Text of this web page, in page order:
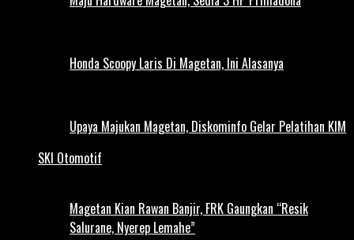
Honda Scoopy Laris Di Magetan, Ini Alasanya
Upaya Majukan Magetan, Diskominfo Gelar Pelatihan KIM
SKI Otomotif
Magetan Kian Rawan Banjir, FRK Gaungkan “Resik
Salurane, Nyerep Lemahe”